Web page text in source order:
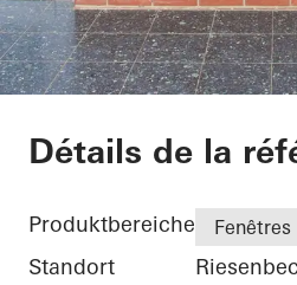
Détails de la
Produktbereiche Fenêtres
Standort